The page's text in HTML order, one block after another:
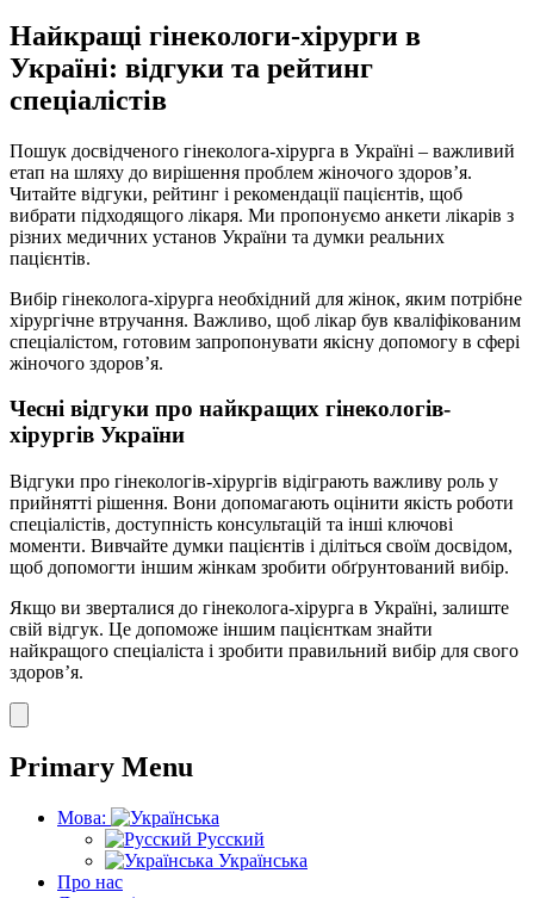
Найкращі гінекологи-хірурги в
Україні: відгуки та рейтинг
спеціалістів
Пошук досвідченого гінеколога-хірурга в Україні – важливий
етап на шляху до вирішення проблем жіночого здоров’я.
Читайте відгуки, рейтинг і рекомендації пацієнтів, щоб
вибрати підходящого лікаря. Ми пропонуємо анкети лікарів з
різних медичних установ України та думки реальних
пацієнтів.
Вибір гінеколога-хірурга необхідний для жінок, яким потрібне
хірургічне втручання. Важливо, щоб лікар був кваліфікованим
спеціалістом, готовим запропонувати якісну допомогу в сфері
жіночого здоров’я.
Чесні відгуки про найкращих гінекологів-
хірургів України
Відгуки про гінекологів-хірургів відіграють важливу роль у
прийнятті рішення. Вони допомагають оцінити якість роботи
спеціалістів, доступність консультацій та інші ключові
моменти. Вивчайте думки пацієнтів і діліться своїм досвідом,
щоб допомогти іншим жінкам зробити обґрунтований вибір.
Якщо ви зверталися до гінеколога-хірурга в Україні, залиште
свій відгук. Це допоможе іншим пацієнткам знайти
найкращого спеціаліста і зробити правильний вибір для свого
здоров’я.
Primary Menu
Мова:
Русский
Українська
Про нас